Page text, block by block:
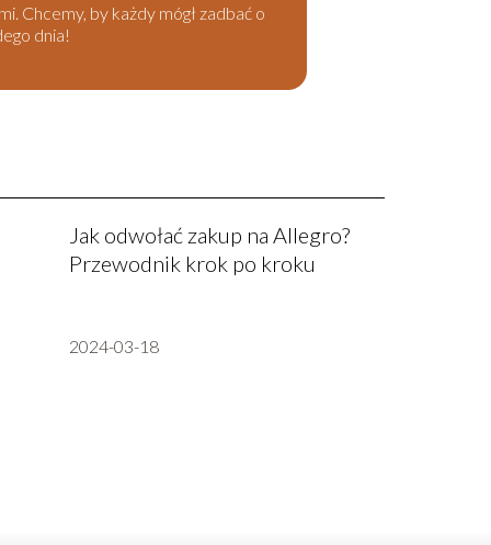
Chcemy, by każdy mógł zadbać o
dnia!
Jak odwołać zakup na Allegro?
Przewodnik krok po kroku
2024-03-18